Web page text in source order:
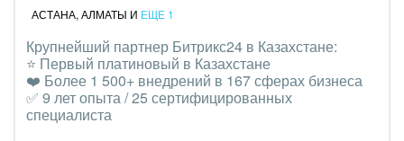
Страхование
Строительство, ремонт и благоустройство
Транспорт, Авиация, автобизнес
Трудоустройство
АСТАНА, АЛМАТЫ И ЕЩЕ 1
Крупнейший партнер Битрикс24 в Казахстане:
⭐️ Первый платиновый в Казахстане
❤️ Более 1 500+ внедрений в 167 сферах бизнеса
✅ 9 лет опыта / 25 сертифицированных
специалиста